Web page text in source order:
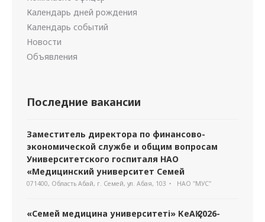
Календарь дней рождения
Календарь событий
Новости
Объявления
Последние вакансии
Заместитель директора по финансово-
экономической службе и общим вопросам
Университетского госпиталя НАО
«Медицинский университет Семей
071400, Область Абай, г. Семей, ул. Абая, 103 НАО "МУС"
«Семей медицина университеті» КеАҚ 2026-